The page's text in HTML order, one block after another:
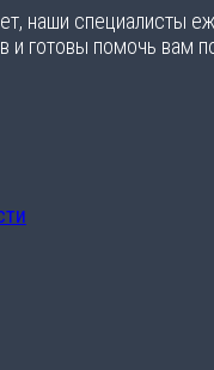
наши специалисты
и готовы помочь вам